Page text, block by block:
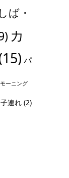
ば・
カ
パ
モーニング
子連れ (2)